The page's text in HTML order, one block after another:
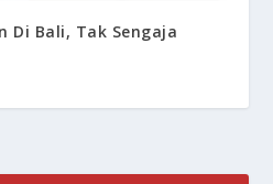
Di Bali, Tak Sengaja